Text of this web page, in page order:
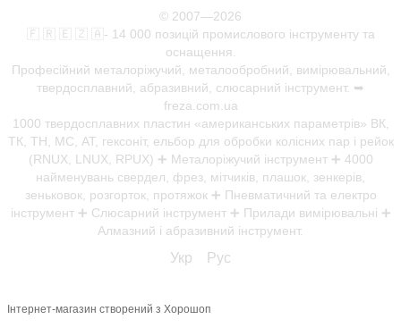
© 2007—2026
🇫 🇷 🇪 🇿 🇦- 14 000 позицій промислового інструменту та
оснащення.
Професійний металоріжучий, металообробний, вимірювальний,
твердосплавний, абразивний, слюсарний інструмент. ➥
freza.com.ua
1000 твердосплавних пластин «американських параметрів» ВК,
ТК, ТН, МС, АТ, гексоніт, ельбор для обробки колісних пар і рейок
(RNUX, LNUX, RPUX) ➕ Металоріжучий інструмент ➕ 4000
найменувань свердел, фрез, мітчиків, плашок, зенкерів,
зеньковок, розгорток, протяжок ➕ Пневматичний та електро
інструмент ➕ Слюсарний інструмент ➕ Прилади вимірювальні ➕
Алмазний і абразивний інструмент.
Укр Рус
Інтернет-магазин створений з Хорошоп